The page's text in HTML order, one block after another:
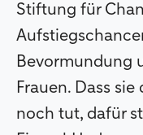
Stiftung für
Bevormundung
Frauen. Dass
noch tut, dafür